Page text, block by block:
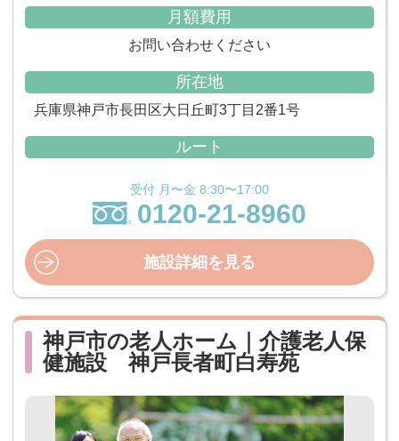
月額費用
お問い合わせください
所在地
兵庫県神戸市長田区大日丘町3丁目2番1号
ルート
受付 月〜金 8:30〜17:00
0120-21-8960
施設詳細を見る
神戸市の老人ホーム｜介護老人保
健施設 神戸長者町白寿苑